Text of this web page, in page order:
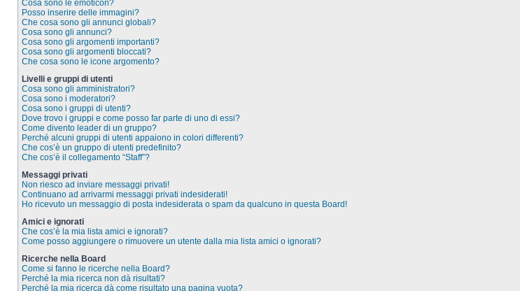
Cosa sono le emoticon?
Posso inserire delle immagini?
Che cosa sono gli annunci globali?
Cosa sono gli annunci?
Cosa sono gli argomenti importanti?
Cosa sono gli argomenti bloccati?
Che cosa sono le icone argomento?
Livelli e gruppi di utenti
Cosa sono gli amministratori?
Cosa sono i moderatori?
Cosa sono i gruppi di utenti?
Dove trovo i gruppi e come posso far parte di uno di essi?
Come divento leader di un gruppo?
Perché alcuni gruppi di utenti appaiono in colori differenti?
Che cos’è un gruppo di utenti predefinito?
Che cos’è il collegamento “Staff”?
Messaggi privati
Non riesco ad inviare messaggi privati!
Continuano ad arrivarmi messaggi privati indesiderati!
Ho ricevuto un messaggio di posta indesiderata o spam da qualcuno in questa Board!
Amici e ignorati
Che cos’è la mia lista amici e ignorati?
Come posso aggiungere o rimuovere un utente dalla mia lista amici o ignorati?
Ricerche nella Board
Come si fanno le ricerche nella Board?
Perché la mia ricerca non dà risultati?
Perché la mia ricerca dà come risultato una pagina vuota?